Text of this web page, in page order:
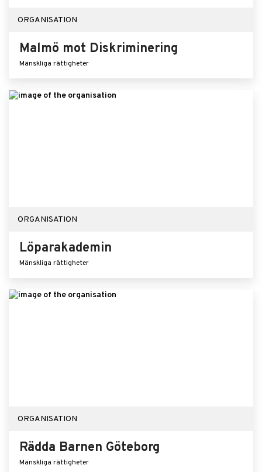
ORGANISATION
Malmö mot Diskriminering
Mänskliga rättigheter
ORGANISATION
Löparakademin
Mänskliga rättigheter
ORGANISATION
Rädda Barnen Göteborg
Mänskliga rättigheter